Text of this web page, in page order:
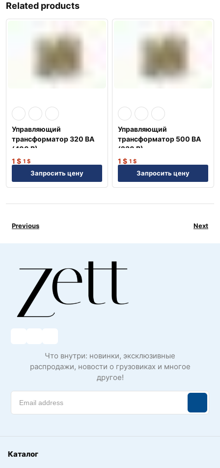
Related products
Управляющий
трансформатор 320 ВА
(400 В) —
Профессиональное
оборудование NEP
1 $ 1 $
Запросить цену
Управляющий
трансформатор 500 ВА
(230 В) —
Профессиональное
оборудование NEP
1 $ 1 $
Запросить цену
Previous Next
Что внутри: новинки, эксклюзивные
распродажи, новости о грузовиках и многое
другое!
Каталог